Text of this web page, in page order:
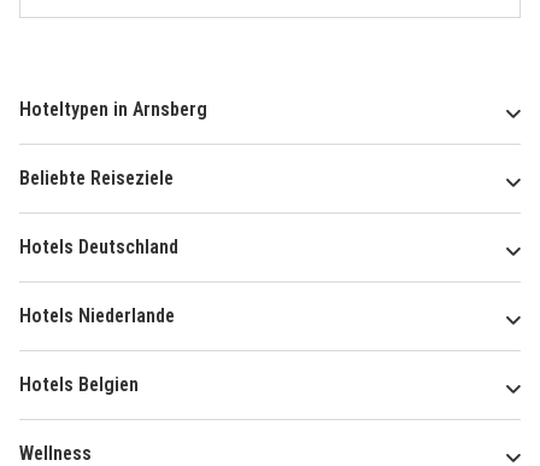
Hoteltypen in Arnsberg
Beliebte Reiseziele
Hotels Deutschland
Hotels Niederlande
Hotels Belgien
Wellness